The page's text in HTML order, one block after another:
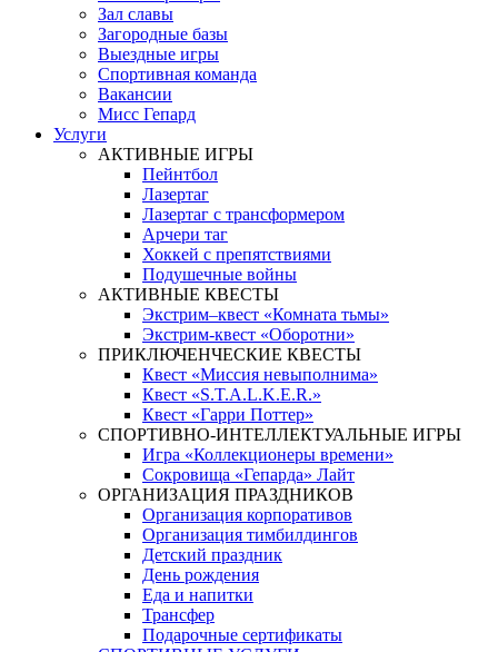
Зал славы
Загородные базы
Выездные игры
Спортивная команда
Вакансии
Мисс Гепард
Услуги
АКТИВНЫЕ ИГРЫ
Пейнтбол
Лазертаг
Лазертаг с трансформером
Арчери таг
Хоккей с препятствиями
Подушечные войны
АКТИВНЫЕ КВЕСТЫ
Экстрим–квест «Комната тьмы»
Экстрим-квест «Оборотни»
ПРИКЛЮЧЕНЧЕСКИЕ КВЕСТЫ
Квест «Миссия невыполнима»
Квест «S.T.A.L.K.E.R.»
Квест «Гарри Поттер»
СПОРТИВНО-ИНТЕЛЛЕКТУАЛЬНЫЕ ИГРЫ
Игра «Коллекционеры времени»
Сокровища «Гепарда» Лайт
ОРГАНИЗАЦИЯ ПРАЗДНИКОВ
Организация корпоративов
Организация тимбилдингов
Детский праздник
День рождения
Еда и напитки
Трансфер
Подарочные сертификаты